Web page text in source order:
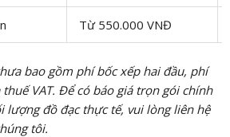
Từ 550.000 VNĐ
bao gồm phí bốc xếp hai đầu, phí
VAT. Để có báo giá trọn gói chính
lượng đồ đạc thực tế, vui lòng liên hệ
tôi.